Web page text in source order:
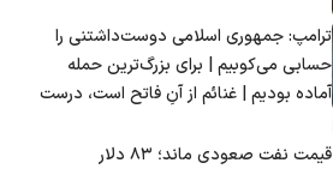
ترامپ: جمهوری اسلامی دوست‌داشتنی را
حسابی می‌کوبیم | برای بزرگ‌ترین حمله
آماده بودیم | غنائم از آنِ فاتح است، درست
قیمت نفت صعودی ماند؛ ۸۳ دلار